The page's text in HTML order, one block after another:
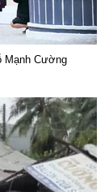
Mạnh Cường